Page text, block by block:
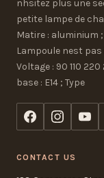
nhsitez plus une
petite lampe de
Matire : aluminium
Lampoule nest pas
Voltage : 90 110
base : E14 ; Type
CONTACT US